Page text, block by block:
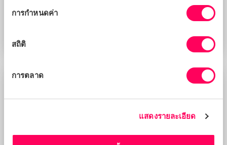
ยินยอม
การกำหนดค่า
สถิติ
การตลาด
แสดงรายละเอียด
Chief Growth Officer